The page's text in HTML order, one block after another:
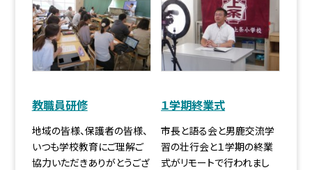
教職員研修
地域の皆様、保護者の皆様、
いつも学校教育にご理解ご
協力いただきありがとうござ
１学期終業式
市長と語る会と男鹿交流学
習の壮行会と１学期の終業
式がリモートで行われまし